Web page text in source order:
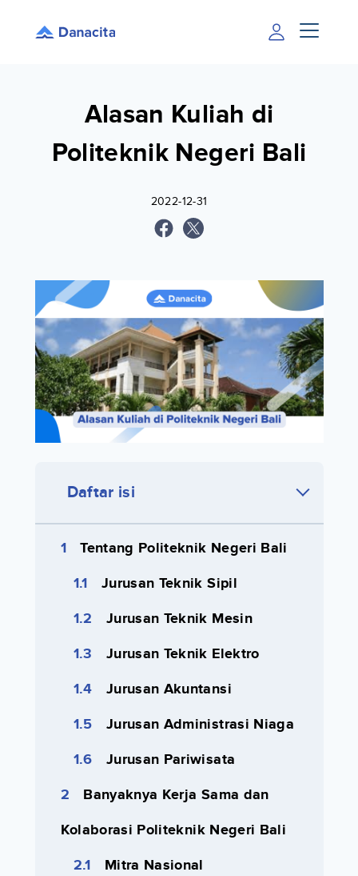
Alasan Kuliah di
Politeknik Negeri Bali
2022-12-31
Daftar isi
Tentang Politeknik Negeri Bali
Jurusan Teknik Sipil
Jurusan Teknik Mesin
Jurusan Teknik Elektro
Jurusan Akuntansi
Jurusan Administrasi Niaga
Jurusan Pariwisata
Banyaknya Kerja Sama dan
Kolaborasi Politeknik Negeri Bali
Mitra Nasional